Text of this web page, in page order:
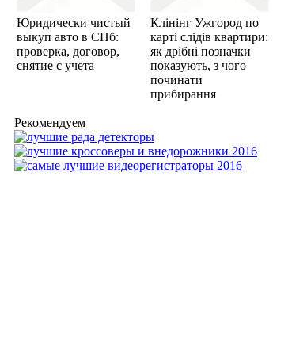
Юридически чистый
выкуп авто в СПб:
проверка, договор,
снятие с учета
Клінінг Ужгород по
карті слідів квартири:
як дрібні позначки
показують, з чого
починати
прибирання
Рекомендуем